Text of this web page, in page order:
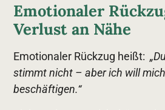
Emotionaler
Verlust an Nähe
Emotionaler Rückzug heißt:
stimmt nicht – aber ich will
beschäftigen.“